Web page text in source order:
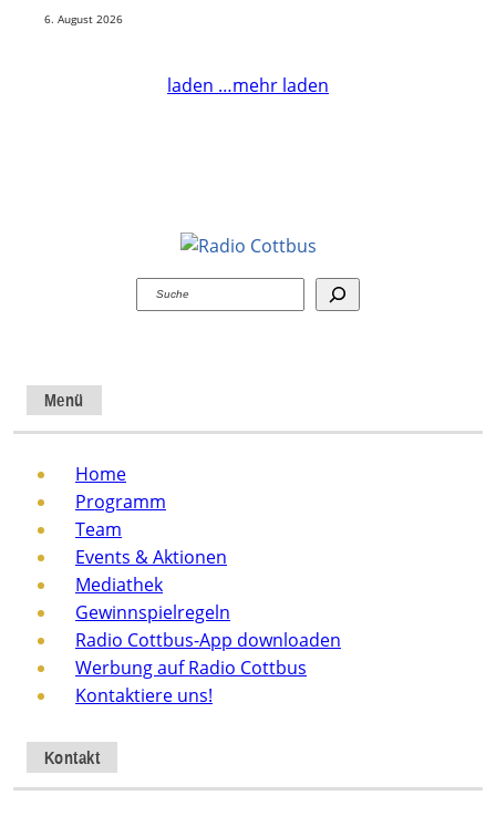
6. August 2026
laden …mehr laden
Suchen
Menü
Home
Programm
Team
Events & Aktionen
Mediathek
Gewinnspielregeln
Radio Cottbus-App downloaden
Werbung auf Radio Cottbus
Kontaktiere uns!
Kontakt